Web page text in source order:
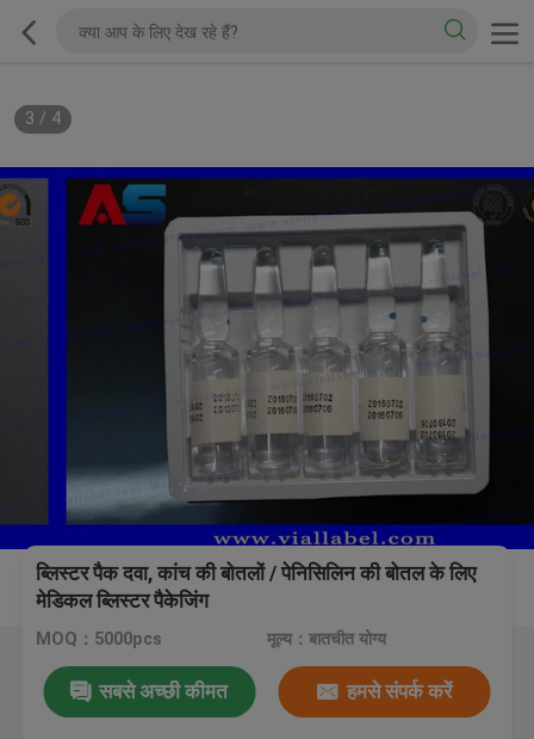
3 / 4
ब्लिस्टर पैक दवा, कांच की बोतलों / पेनिसिलिन की बोतल के लिए
मेडिकल ब्लिस्टर पैकेजिंग
MOQ：5000pcs मूल्य：बातचीत योग्य
सबसे अच्छी कीमत हमसे संपर्क करें